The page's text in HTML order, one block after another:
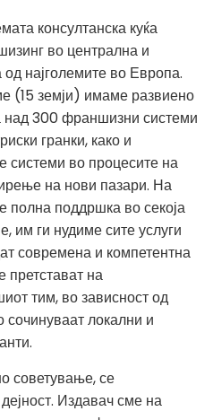
консултанска куќа
во централна и
најголемите во Европа.
(15 земји) имаме развиено
300 франшизни системи
гранки, како и
системи во процесите на
на нови пазари. На
полна поддршка во секоја
им ги нудиме сите услуги
современа и компетентна
претстават на
тим, во зависност од
сочинуваат локални и
советување, се
Издавач сме на